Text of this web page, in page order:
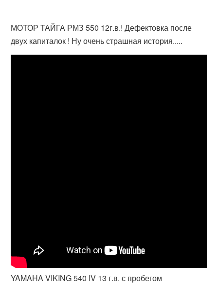
МОТОР ТАЙГА РМЗ 550 12г.в.! Дефектовка после
двух капиталок ! Ну очень страшная история.....
YAMAHA VIKING 540 IV 13 г.в. с пробегом